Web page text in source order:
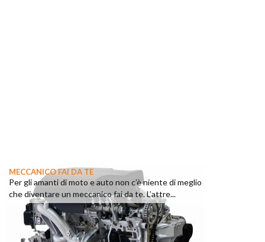
MECCANICO FAI DA TE
Per gli amanti di moto e auto non c’è niente di meglio
che diventare un meccanico fai da te. L’attre...